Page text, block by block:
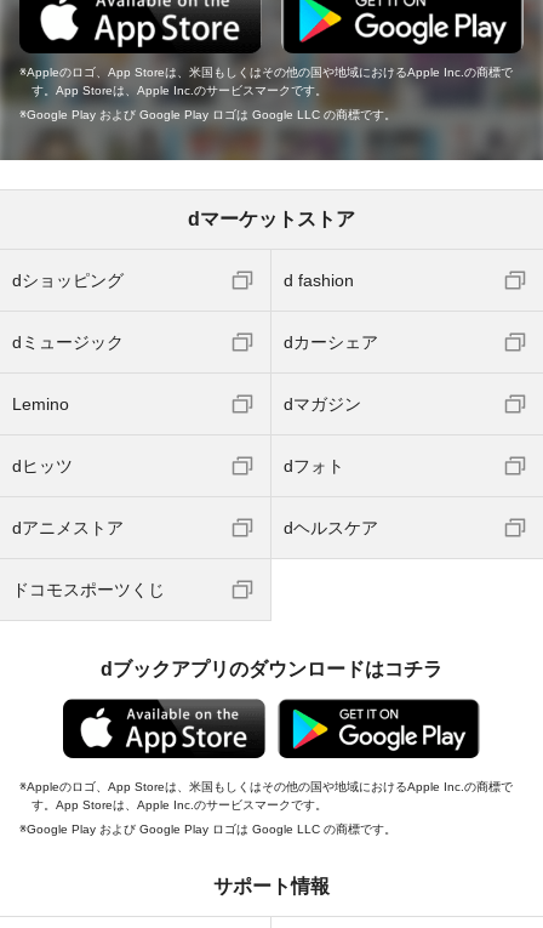
Appleのロゴ、App Storeは、米国もしくはその他の国や地域におけるApple Inc.の商標で
す。App Storeは、Apple Inc.のサービスマークです。
Google Play および Google Play ロゴは Google LLC の商標です。
dマーケットストア
dショッピング d fashion
dミュージック dカーシェア
Lemino dマガジン
dヒッツ dフォト
dアニメストア dヘルスケア
ドコモスポーツくじ
dブックアプリのダウンロードはコチラ
Appleのロゴ、App Storeは、米国もしくはその他の国や地域におけるApple Inc.の商標で
す。App Storeは、Apple Inc.のサービスマークです。
Google Play および Google Play ロゴは Google LLC の商標です。
サポート情報